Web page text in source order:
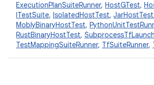
ExecutionPlanSuiteRunner, HostGTest,
ITestSuite, IsolatedHostTest, JarHostTest
MoblyBinaryHostTest,
RustBinaryHostTest,
TestMappingSuiteRunner, TfSuiteRunner,